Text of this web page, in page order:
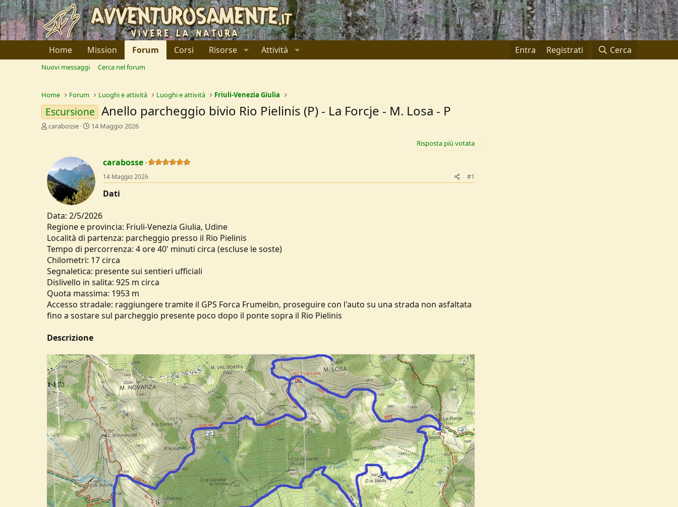
Home Mission Forum Corsi Risorse Attività Entra Registrati Cerca
Nuovi messaggi Cerca nel forum
Home Forum Luoghi e attività Luoghi e attività Friuli-Venezia Giulia
Escursione Anello parcheggio bivio Rio Pielinis (P) - La Forcje - M. Losa - P
C
o
r
e
D
s
c
u
s
s
i
o
n
e
carabosse
D
i
I
n
i
o
14 Maggio 2026
Risposta più votata
carabosse
14 Maggio 2026 #1
Dati
Data: 2/5/2026
Regione e provincia: Friuli-Venezia Giulia, Udine
Località di partenza: parcheggio presso il Rio Pielinis
Tempo di percorrenza: 4 ore 40' minuti circa (escluse le soste)
Chilometri: 17 circa
Segnaletica: presente sui sentieri ufficiali
Dislivello in salita: 925 m circa
Quota massima: 1953 m
Accesso stradale: raggiungere tramite il GPS Forca Frumeibn, proseguire con l'auto su una strada non asfaltata
fino a sostare sul parcheggio presente poco dopo il ponte sopra il Rio Pielinis
Descrizione